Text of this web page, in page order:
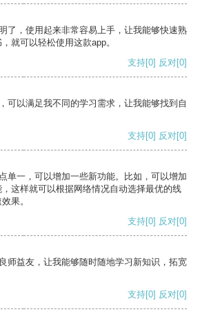
了，使用起来非常容易上手，让我能够快速熟
就可以轻松使用这款app。
支持[0] 反对[0]
可以满足我不同的学习需求，让我能够找到自
支持[0] 反对[0]
单一，可以增加一些新功能。比如，可以增加
这样就可以根据网络情况自动选择最优的线
果。
支持[0] 反对[0]
师益友，让我能够随时随地学习新知识，拓宽
支持[0] 反对[0]